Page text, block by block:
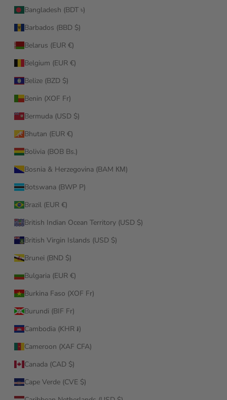
Bangladesh (BDT ৳)
Barbados (BBD $)
Belarus (EUR €)
Belgium (EUR €)
Belize (BZD $)
Benin (XOF Fr)
Bermuda (USD $)
Bhutan (EUR €)
Bolivia (BOB Bs.)
Bosnia & Herzegovina (BAM КМ)
Botswana (BWP P)
Brazil (EUR €)
British Indian Ocean Territory (USD $)
British Virgin Islands (USD $)
Brunei (BND $)
Bulgaria (EUR €)
Burkina Faso (XOF Fr)
Burundi (BIF Fr)
Cambodia (KHR ៛)
Cameroon (XAF CFA)
Canada (CAD $)
Cape Verde (CVE $)